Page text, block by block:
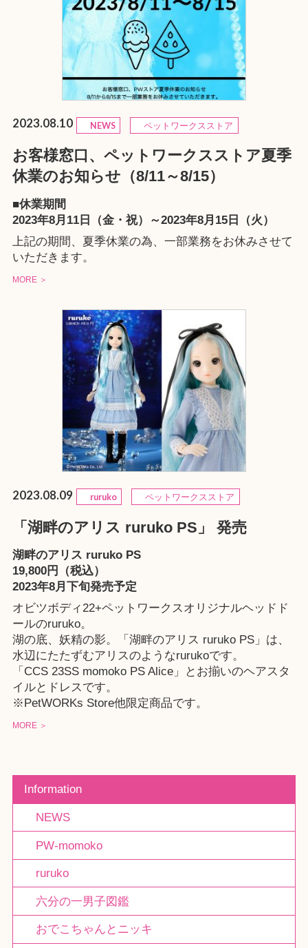
2023.08.10 NEWS ペットワークスストア
お客様窓口、ペットワークスストア夏季
休業のお知らせ（8/11～8/15）
■休業期間
2023年8月11日（金・祝）～2023年8月15日（火）
上記の期間、夏季休業の為、一部業務をお休みさせて
いただきます。
MORE ＞
2023.08.09 ruruko ペットワークスストア
「湖畔のアリス ruruko PS」 発売
湖畔のアリス ruruko PS
19,800円（税込）
2023年8月下旬発売予定
オビツボディ22+ペットワークスオリジナルヘッドド
ールのruruko。
湖の底、妖精の影。「湖畔のアリス ruruko PS」は、
水辺にたたずむアリスのようなrurukoです。
「CCS 23SS momoko PS Alice」とお揃いのヘアスタ
イルとドレスです。
※PetWORKs Store他限定商品です。
MORE ＞
Information
NEWS
PW-momoko
ruruko
六分の一男子図鑑
おでこちゃんとニッキ